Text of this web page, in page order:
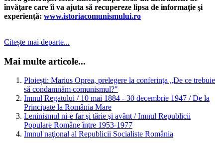
învăţare care îi va ajuta să recupereze lipsa de informaţie şi
experienţă: www.istoriacomunismului.ro
Citește mai departe...
Mai multe articole...
Ploiești: Marius Oprea, prelegere la conferinţa „De ce trebuie
să condamnăm comunismul?"
Imnul Regatului / 10 mai 1884 - 30 decembrie 1947 / De la
Principate la România Mare
Leninismul ni-e far şi tărie şi avânt / Imnul Republicii
Populare Române între 1953-1977
Imnul naţional al Republicii Socialiste România